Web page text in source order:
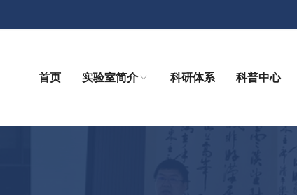
首页 实验室简介 科研体系 科普中心